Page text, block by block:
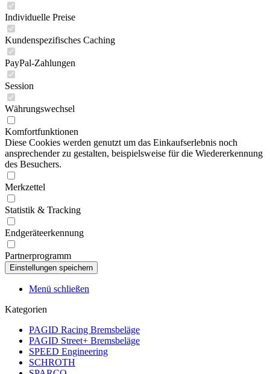
Individuelle Preise
Kundenspezifisches Caching
PayPal-Zahlungen
Session
Währungswechsel
Komfortfunktionen
Diese Cookies werden genutzt um das Einkaufserlebnis noch
ansprechender zu gestalten, beispielsweise für die Wiedererkennung
des Besuchers.
Merkzettel
Statistik & Tracking
Endgeräteerkennung
Partnerprogramm
Menü schließen
Kategorien
PAGID Racing Bremsbeläge
PAGID Street+ Bremsbeläge
SPEED Engineering
SCHROTH